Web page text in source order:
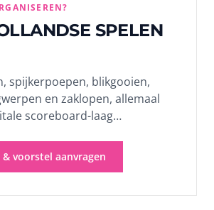
SPELEN
spijkerpoepen, blikgooien,
en zaklopen, allemaal
scoreboard-laag
Voor bedrijfsfamily-days,
buurtfeesten en
rotatie. Kies je pakket en
voorstel aanvragen